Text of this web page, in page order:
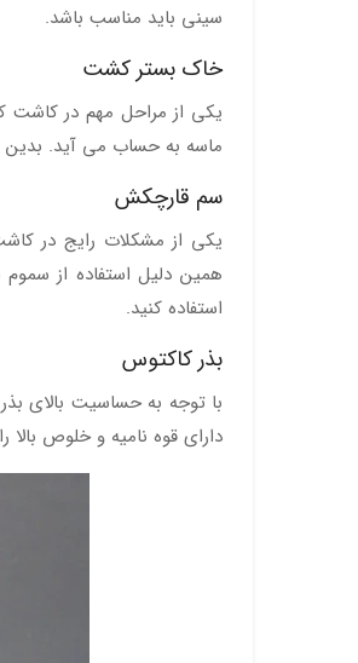
سینی باید مناسب باشد.
خاک بستر کشت
یکی از مراحل مهم در کاشت
ماسه به حساب می آید. بدین صورت
سم قارچکش
یکی از مشکلات رایج در
همین دلیل استفاده از
استفاده کنید.
بذر کاکتوس
با توجه به حساسیت بالای
دارای قوه نامیه و خلوص بالا